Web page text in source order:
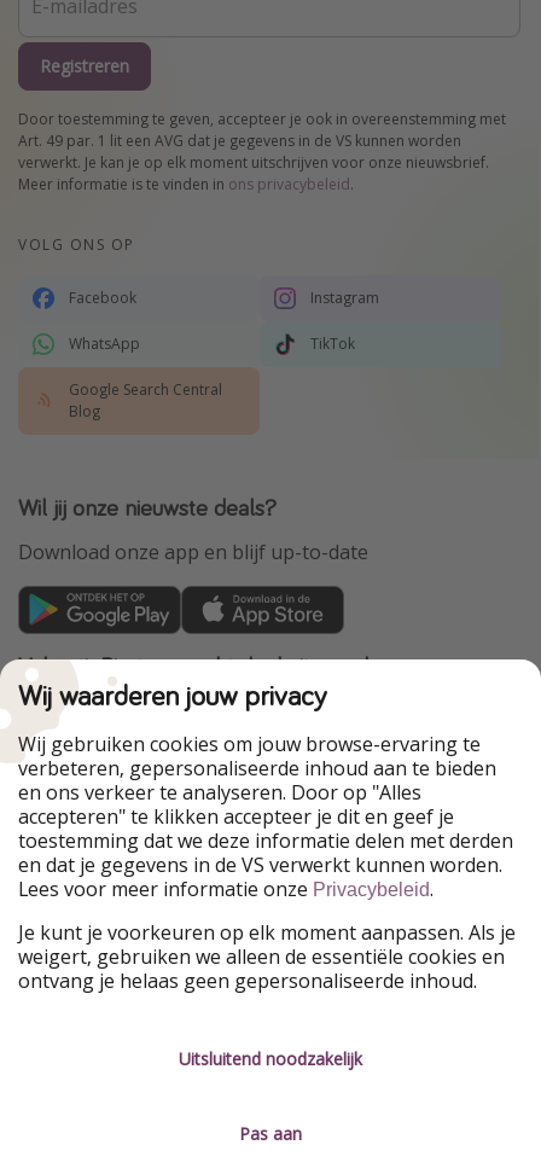
Registreren
Door toestemming te geven, accepteer je ook in overeenstemming met
Art. 49 par. 1 lit een AVG dat je gegevens in de VS kunnen worden
verwerkt. Je kan je op elk moment uitschrijven voor onze nieuwsbrief.
Meer informatie is te vinden in ons privacybeleid.
VOLG ONS OP
Facebook Instagram
WhatsApp TikTok
Google Search Central
Blog
Wil jij onze nieuwste deals?
Download onze app en blijf up-to-date
VakantiePiraten maakt deel uit van de
HolidayPirates Group
Onze markten
PiratinViaggio
HolidayPirates
WakacyjniPiraci
VoyagesPirates
Ferienpiraten
Urlaubspiraten
Urlaubspiraten
ViajerosPiratas
TravelPirates
HolidayPirates Group
Leer ons kennen Juridisch
Colofon
Wij waarderen jouw privacy
Wij gebruiken cookies om jouw browse-ervaring te
verbeteren, gepersonaliseerde inhoud aan te bieden
en ons verkeer te analyseren. Door op "Alles
accepteren" te klikken accepteer je dit en geef je
toestemming dat we deze informatie delen met derden
en dat je gegevens in de VS verwerkt kunnen worden.
Lees voor meer informatie onze Privacybeleid.
Je kunt je voorkeuren op elk moment aanpassen. Als je
weigert, gebruiken we alleen de essentiële cookies en
ontvang je helaas geen gepersonaliseerde inhoud.
Uitsluitend noodzakelijk
Pas aan